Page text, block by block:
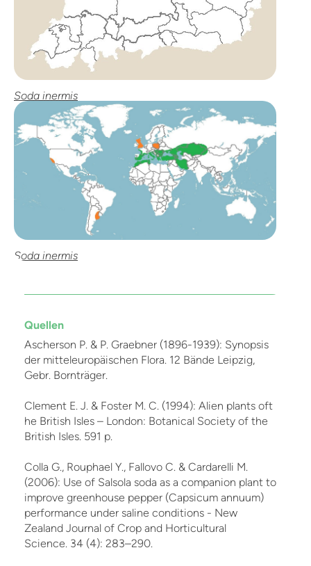
Soda inermis
Soda inermis
Quellen
Ascherson P. & P. Graebner (1896-1939): Synopsis
der mitteleuropäischen Flora. 12 Bände Leipzig,
Gebr. Bornträger.
Clement E. J. & Foster M. C. (1994): Alien plants oft
he British Isles – London: Botanical Society of the
British Isles. 591 p.
Colla G., Rouphael Y., Fallovo C. & Cardarelli M.
(2006): Use of Salsola soda as a companion plant to
improve greenhouse pepper (Capsicum annuum)
performance under saline conditions - New
Zealand Journal of Crop and Horticultural
Science. 34 (4): 283–290.